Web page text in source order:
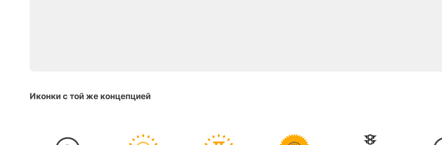
Иконки с той же концепцией